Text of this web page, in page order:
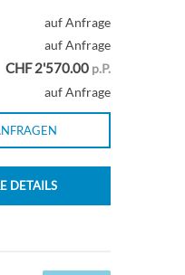
auf Anfrage
auf Anfrage
CHF 2'570.00 p.P.
auf Anfrage
DETAILS